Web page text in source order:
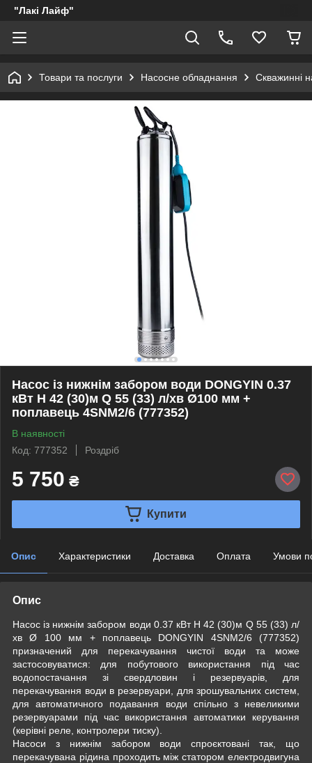
"Лакі Лайф"
Товари та послуги Насосне обладнання Скважинні
Насос із нижнім забором води DONGYIN 0.37
кВт H 42 (30)м Q 55 (33) л/хв Ø100 мм +
поплавець 4SNM2/6 (777352)
В наявності
Код: 777352
Роздріб
5 750 ₴
Купити
Опис Характеристики Доставка Оплата Умови
Опис
Насос із нижнім забором води 0.37 кВт H 42 (30)м Q 55 (33) л/
хв Ø 100 мм + поплавець DONGYIN 4SNM2/6 (777352)
призначений для перекачування чистої води та може
застосовуватися: для побутового використання під час
водопостачання зі свердловин і резервуарів, для
перекачування води в резервуари, для зрошувальних систем,
для автоматичного подавання води спільно з невеликими
резервуарами під час використання автоматики керування
(керівні реле, контролери тиску).
Насоси з нижнім забором води спроєктовані так, що
перекачувана рідина проходить між статором електродвигуна